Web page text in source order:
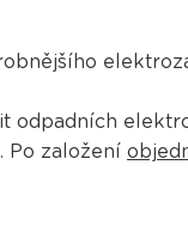
odpadních
Po založení